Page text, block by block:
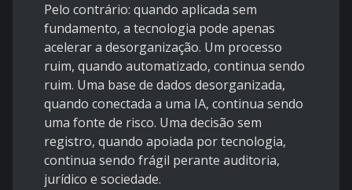
Pelo contrário: quando aplicada sem
fundamento, a tecnologia pode apenas
acelerar a desorganização. Um processo
ruim, quando automatizado, continua sendo
ruim. Uma base de dados desorganizada,
quando conectada a uma IA, continua sendo
uma fonte de risco. Uma decisão sem
registro, quando apoiada por tecnologia,
continua sendo frágil perante auditoria,
jurídico e sociedade.